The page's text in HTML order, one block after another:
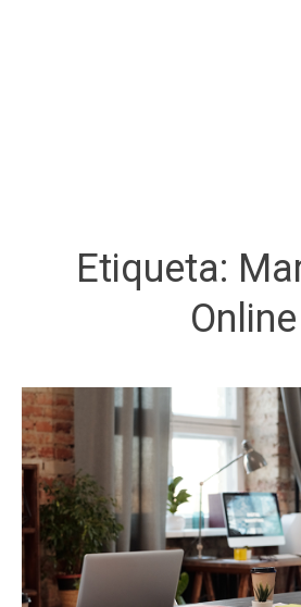
Etiqueta:
Online